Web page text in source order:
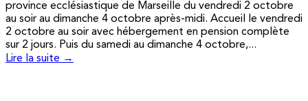
province ecclésiastique de Marseille du vendredi 2 octobre
au soir au dimanche 4 octobre après-midi. Accueil le vendredi
2 octobre au soir avec hébergement en pension complète
sur 2 jours. Puis du samedi au dimanche 4 octobre,...
Lire la suite →